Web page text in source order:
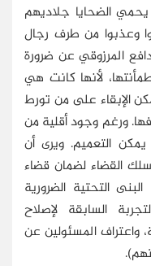
يحمي الضحايا جلاديهم
وعذبوا من طرف رجال
المرزوقي عن ضرورة
لأنها كانت هي
الإبقاء على من تورط
ورغم وجود أقلية من
يمكن التعميم. ويرى أن
القضاء لضمان قضاء
التحتية الضرورية
السابقة لإصلاح
واعتراف المسئولين عن